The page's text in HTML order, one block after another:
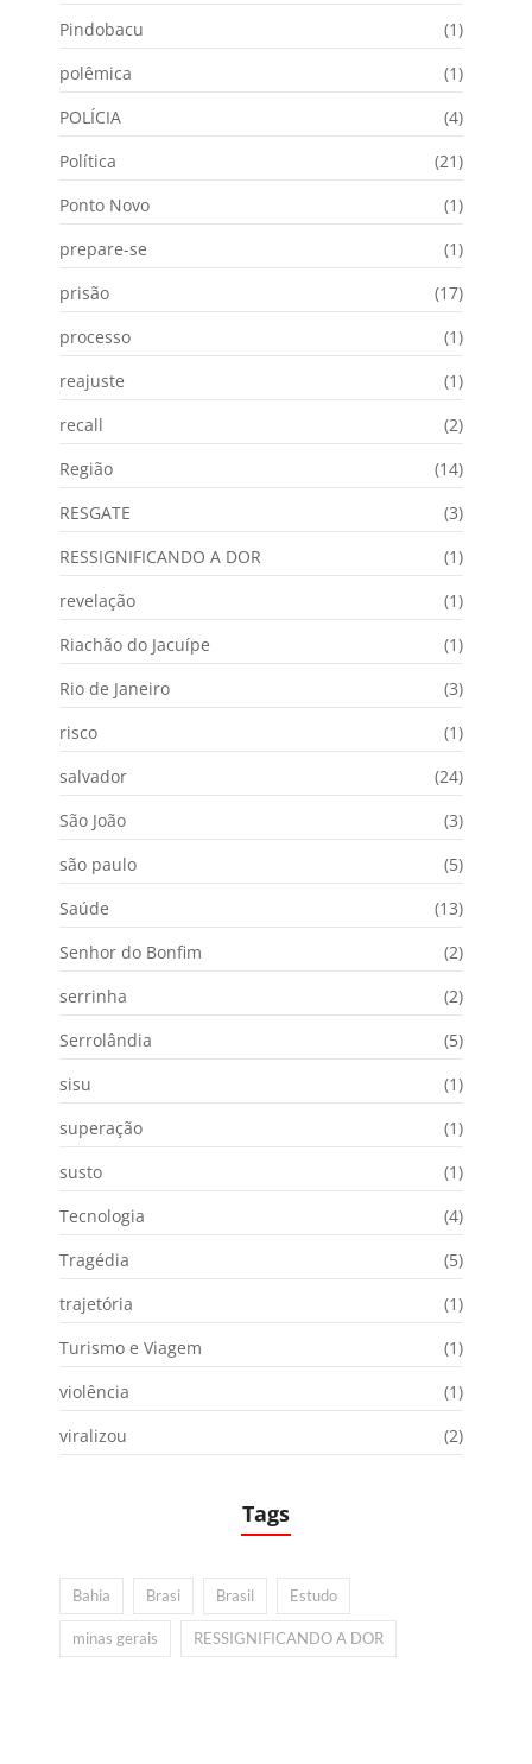
Pindobacu
(1)
polêmica
(1)
POLÍCIA
(4)
Política
(21)
Ponto Novo
(1)
prepare-se
(1)
prisão
(17)
processo
(1)
reajuste
(1)
recall
(2)
Região
(14)
RESGATE
(3)
RESSIGNIFICANDO A DOR
(1)
revelação
(1)
Riachão do Jacuípe
(1)
Rio de Janeiro
(3)
risco
(1)
salvador
(24)
São João
(3)
são paulo
(5)
Saúde
(13)
Senhor do Bonfim
(2)
serrinha
(2)
Serrolândia
(5)
sisu
(1)
superação
(1)
susto
(1)
Tecnologia
(4)
Tragédia
(5)
trajetória
(1)
Turismo e Viagem
(1)
violência
(1)
viralizou
(2)
Tags
Bahia Brasi Brasil Estudo
minas gerais RESSIGNIFICANDO A DOR